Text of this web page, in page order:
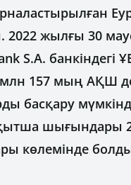
2022 жылғы 30
S.A.
млн 157 мың АҚШ
басқару
шығындары
көлемінде